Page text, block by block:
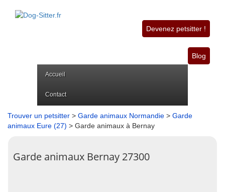
Devenez petsitter !
Blog
Accueil
Contact
Trouver un petsitter > Garde animaux Normandie > Garde
animaux Eure (27) > Garde animaux à Bernay
Garde animaux Bernay 27300